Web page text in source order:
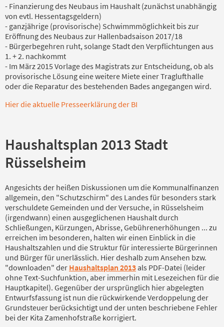
- Finanzierung des Neubaus im Haushalt (zunächst unabhängig
von evtl. Hessentagsgeldern)
- ganzjährige (provisorische) Schwimmmöglichkeit bis zur
Eröffnung des Neubaus zur Hallenbadsaison 2017/18
- Bürgerbegehren ruht, solange Stadt den Verpflichtungen aus
1. + 2. nachkommt
- Im März 2015 Vorlage des Magistrats zur Entscheidung, ob als
provisorische Lösung eine weitere Miete einer Traglufthalle
oder die Reparatur des bestehenden Bades angegangen wird.
Hier die aktuelle Presseerklärung der BI
Haushaltsplan 2013 Stadt
Rüsselsheim
Angesichts der heißen Diskussionen um die Kommunalfinanzen
allgemein, den "Schutzschirm" des Landes für besonders stark
verschuldete Gemeinden und der Versuche, in Rüsselsheim
(irgendwann) einen ausgeglichenen Haushalt durch
Schließungen, Kürzungen, Abrisse, Gebührenerhöhungen ... zu
erreichen im besonderen, halten wir einen Einblick in die
Haushaltszahlen und die Struktur für interessierte Bürgerinnen
und Bürger für unerlässlich. Hier deshalb zum Ansehen bzw.
"downloaden" der Haushaltsplan 2013 als PDF-Datei (leider
ohne Text-Suchfunktion, aber immerhin mit Lesezeichen für die
Hauptkapitel). Gegenüber der ursprünglich hier abgelegten
Entwurfsfassung ist nun die rückwirkende Verdoppelung der
Grundsteuer berücksichtigt und der unten beschriebene Fehler
bei der Kita Zamenhofstraße korrigiert.